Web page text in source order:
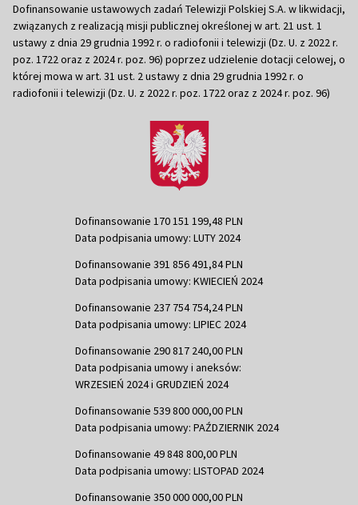
Dofinansowanie ustawowych zadań Telewizji Polskiej S.A. w likwidacji,
związanych z realizacją misji publicznej określonej w art. 21 ust. 1
ustawy z dnia 29 grudnia 1992 r. o radiofonii i telewizji (Dz. U. z 2022 r.
poz. 1722 oraz z 2024 r. poz. 96) poprzez udzielenie dotacji celowej, o
której mowa w art. 31 ust. 2 ustawy z dnia 29 grudnia 1992 r. o
radiofonii i telewizji (Dz. U. z 2022 r. poz. 1722 oraz z 2024 r. poz. 96)
Dofinansowanie 170 151 199,48 PLN
Data podpisania umowy: LUTY 2024
Dofinansowanie 391 856 491,84 PLN
Data podpisania umowy: KWIECIEŃ 2024
Dofinansowanie 237 754 754,24 PLN
Data podpisania umowy: LIPIEC 2024
Dofinansowanie 290 817 240,00 PLN
Data podpisania umowy i aneksów:
WRZESIEŃ 2024 i GRUDZIEŃ 2024
Dofinansowanie 539 800 000,00 PLN
Data podpisania umowy: PAŹDZIERNIK 2024
Dofinansowanie 49 848 800,00 PLN
Data podpisania umowy: LISTOPAD 2024
Dofinansowanie 350 000 000,00 PLN